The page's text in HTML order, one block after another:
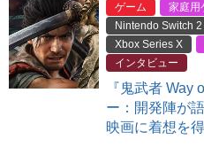
ゲーム 家庭用
Nintendo Switch 2
Xbox Series X
インタビュー
『鬼武者 Way
ー：開発陣が
映画に着想を